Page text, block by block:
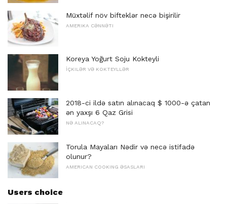
Müxtəlif növ bifteklər necə bişirilir
AMERIKA CƏNNƏTI
Koreya Yoğurt Soju Kokteyli
İÇKILƏR VƏ KOKTEYLLƏR
2018-ci ildə satın alınacaq $ 1000-ə çatan
ən yaxşı 6 Qaz Grisi
NƏ ALINACAQ?
Torula Mayaları Nədir və necə istifadə
olunur?
AMERICAN COOKING ƏSASLARI
Users choice